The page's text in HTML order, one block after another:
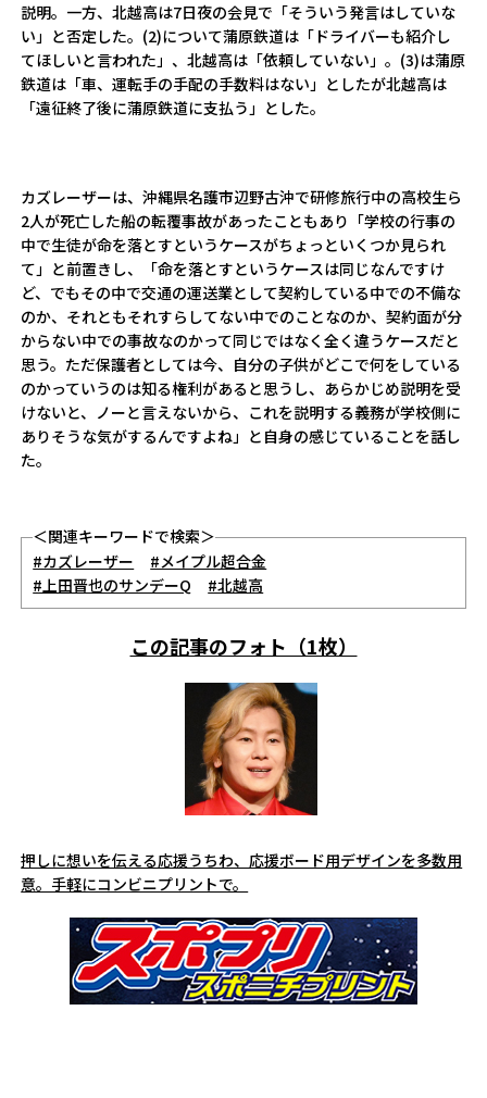
説明。一方、北越高は7日夜の会見で「そういう発言はしていな
い」と否定した。(2)について蒲原鉄道は「ドライバーも紹介し
てほしいと言われた」、北越高は「依頼していない」。(3)は蒲原
鉄道は「車、運転手の手配の手数料はない」としたが北越高は
「遠征終了後に蒲原鉄道に支払う」とした。
カズレーザーは、沖縄県名護市辺野古沖で研修旅行中の高校生ら
2人が死亡した船の転覆事故があったこともあり「学校の行事の
中で生徒が命を落とすというケースがちょっといくつか見られ
て」と前置きし、「命を落とすというケースは同じなんですけ
ど、でもその中で交通の運送業として契約している中での不備な
のか、それともそれすらしてない中でのことなのか、契約面が分
からない中での事故なのかって同じではなく全く違うケースだと
思う。ただ保護者としては今、自分の子供がどこで何をしている
のかっていうのは知る権利があると思うし、あらかじめ説明を受
けないと、ノーと言えないから、これを説明する義務が学校側に
ありそうな気がするんですよね」と自身の感じていることを話し
た。
＜関連キーワードで検索＞
#カズレーザー
#メイプル超合金
#上田晋也のサンデーQ
#北越高
この記事のフォト（1枚）
押しに想いを伝える応援うちわ、応援ボード用デザインを多数用
意。手軽にコンビニプリントで。